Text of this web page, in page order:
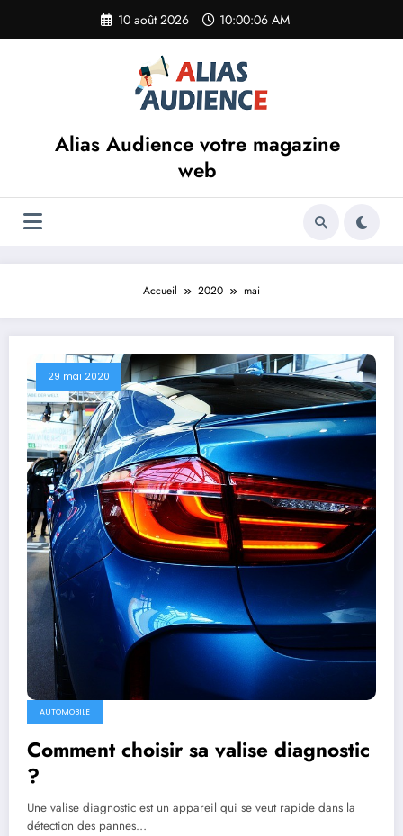
contenu
10 août 2026 10:00:07 AM
Alias Audience votre magazine
web
Accueil 2020 mai
29 mai 2020
AUTOMOBILE
Comment choisir sa valise diagnostic
?
Une valise diagnostic est un appareil qui se veut rapide dans la
détection des pannes…